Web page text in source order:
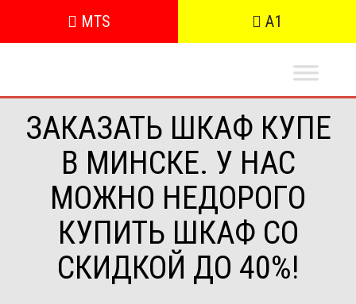
MTS A1
ЗАКАЗАТЬ ШКАФ КУПЕ
В МИНСКЕ. У НАС
МОЖНО НЕДОРОГО
КУПИТЬ ШКАФ СО
СКИДКОЙ ДО 40%!